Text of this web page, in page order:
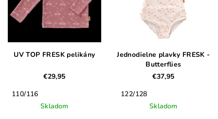
UV TOP FRESK pelikány
€29,95
110/116
Skladom
Jednodielne plavky FRESK -
Butterflies
€37,95
122/128
Skladom